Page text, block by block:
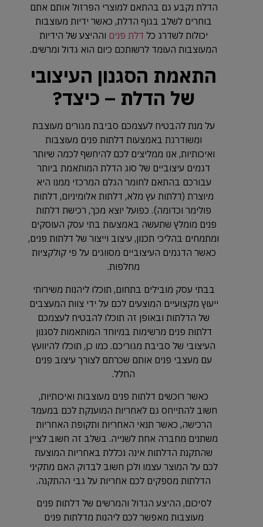
הדלת נקבע גם בהתאם למוצרי הפרזול אותם אתם
בוחרים לשלב בגוף הדלת, כאשר ידיות מעוצבות
יכולות לשדרג כל דלת פנים וההיצע של הידיות
המעוצבות העומד לרשותכם כיום הוא גדול ומרשים.
התאמת הסגנון העיצובי
של הדלת – כיצד?
על מנת להבטיח לעצמכם סביבת מגורים מעוצבת
ומשודרגת באמצעות דלתות פנים מעוצבות
ואיכותיות, אנו ממליצים לכם להיחשף לכמה שיותר
דגמים עיצוביים של סוג הדלת המותאמת ביותר
עבורכם בהתאם לחומר הגלם המרכזי ממנו היא
מיוצרת (דלתות עץ מלא, דלתות אלומיניום, דלתות
פולימר וכדומה). כפועל יוצא מכך, רכישת דלתות
פנים מומלץ שתעשה באמצעות בתי עסק העוסקים
ומתמחים בהליכי תכנון, עיצוב וייצור של דלתות פנים,
כאשר הדגמים העיצוביים מסווגים על פי קולקציות
מחלפות.
בבתי עסק מובילים בתחום, תוכלו ליהנות משירותי
ייעוץ מקצועיים המוצעים לכם על ידי צוות המעצבים
של הדלתות ובאופן זה תוכלו להבטיח לעצמכם
דלתות פנים מרשימות במיוחד המותאמות לסגנון
העיצובי של סביבת מגוריכם. כמו כן, תוכלו להיוועץ
עם מעצבי פנים אותם שכרתם לצורך עיצוב פנים
החלל.
כאשר רוכשים דלתות פנים מעוצבות ואיכותיות,
חשוב להתייחס גם לאחריות המוענקת לכם במעמד
הרכישה, כאשר תנאי האחריות ותקופת האחריות
משתנים מחברה אחת לשנייה. בשלב זה חשוב לציין
שהתקנת הדלתות אינה נכללת באחריות המוצעת
לכם על המוצר עצמו ולכן חשוב לבדוק האם מתקיני
הדלתות מספקים לכם אחריות על גבי ההתקנה.
לסיכום, ההיצע הגדול והמרשים של דלתות פנים
מעוצבות מאפשר לכם ליהנות מדלתות פנים